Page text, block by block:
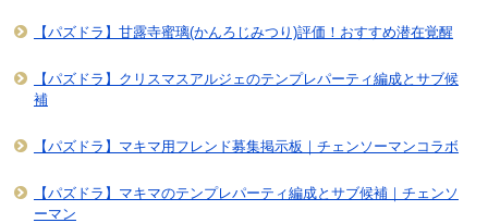
【パズドラ】甘露寺蜜璃(かんろじみつり)評価！おすすめ潜在覚醒
【パズドラ】クリスマスアルジェのテンプレパーティ編成とサブ候
補
【パズドラ】マキマ用フレンド募集掲示板｜チェンソーマンコラボ
【パズドラ】マキマのテンプレパーティ編成とサブ候補｜チェンソ
ーマン